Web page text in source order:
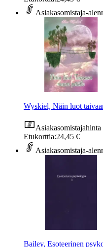
Asiakasomistaja-
Wyskiel, Näin luot
Asiakasomistajahinta
Etukorttia:24,45 €
Asiakasomistaja-
Bailey, Esoteerinen